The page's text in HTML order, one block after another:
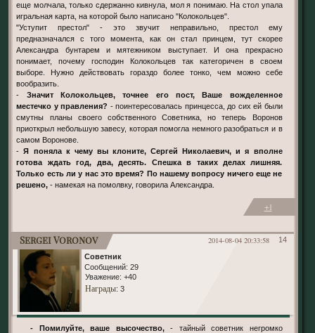
еще молчала, только сдержанно кивнула, мол я понимаю. На стол упала
игральная карта, на которой было написано "Колокольцев".
"Уступит престол" - это звучит неправильно, престол ему
предназначался с того момента, как он стал принцем, тут скорее
Александра бунтарем и мятежником выступает. И она прекрасно
понимает, почему господин Колокольцев так категоричен в своем
выборе. Нужно действовать гораздо более тонко, чем можно себе
вообразить.
- Значит Колокольцев, точнее его пост, Ваше вожделенное
местечко у правления? - поинтересовалась принцесса, до сих ей были
смутны планы своего собственного Советника, но теперь Воронов
приоткрыл небольшую завесу, которая помогла немного разобраться и в
самом Воронове.
-Я поняла к чему вы клоните, Сергей Николаевич, и я вполне
готова ждать год, два, десять. Спешка в таких делах лишняя.
Только есть ли у нас это время? По нашему вопросу ничего еще не
решено, - намекая на помолвку, говорила Александра.
+1
14
2014-08-04 20:33:58
Sergei Voronov
Советник
Сообщений: 29
Уважение: +40
Награды: 3
- Помилуйте, ваше высочество,- тайный советник негромко